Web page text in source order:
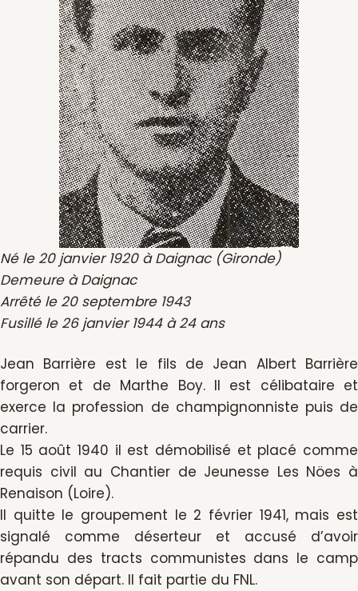
Né le 20 janvier 1920 à Daignac (Gironde)
Demeure à Daignac
Arrêté le 20 septembre 1943
Fusillé le 26 janvier 1944 à 24 ans
Jean Barrière est le fils de Jean Albert Barrière
forgeron et de Marthe Boy. Il est célibataire et
exerce la profession de champignonniste puis de
carrier.
Le 15 août 1940 il est démobilisé et placé comme
requis civil au Chantier de Jeunesse Les Nöes à
Renaison (Loire).
Il quitte le groupement le 2 février 1941, mais est
signalé comme déserteur et accusé d’avoir
répandu des tracts communistes dans le camp
avant son départ. Il fait partie du FNL.